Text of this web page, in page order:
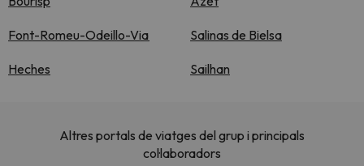
Font-Romeu-Odeillo-Via Salinas de Bielsa
Heches Sailhan
Altres portals de viatges del grup i principals
col·laboradors